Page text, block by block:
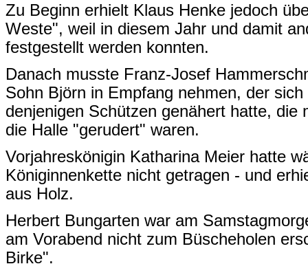
Zu Beginn erhielt Klaus Henke jedoch
Weste", weil in diesem Jahr und damit
festgestellt werden konnten.
Danach musste Franz-Josef
Sohn Björn in Empfang nehmen, der
denjenigen Schützen genähert hatte, die
die Halle "gerudert" waren.
Vorjahreskönigin Katharina Meier hatte
Königinnenkette nicht getragen - und
aus Holz.
Herbert Bungarten war am
am Vorabend nicht zum Büscheholen
Birke".